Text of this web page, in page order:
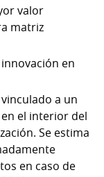
valor
matriz
en
a un
el interior del
Se estima
en caso de